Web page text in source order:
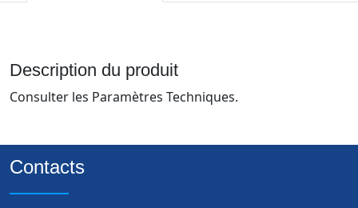
Description du produit
Consulter les Paramètres Techniques.
Contacts